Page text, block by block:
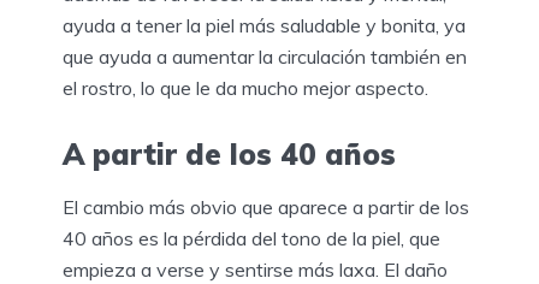
ayuda a tener la piel más saludable y bonita, ya
que ayuda a aumentar la circulación también en
el rostro, lo que le da mucho mejor aspecto.
A partir de los 40 años
El cambio más obvio que aparece a partir de los
40 años es la pérdida del tono de la piel, que
empieza a verse y sentirse más laxa. El daño